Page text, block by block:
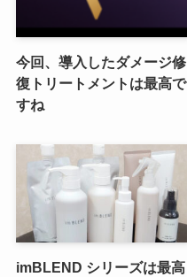
今回、導入したダメージ修
復トリートメントは最高で
すね
imBLEND シリーズは最高